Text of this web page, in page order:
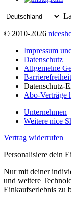
© 2010-2026
Impressum
Datenschutz
Allgemeine
Datenschutz-
Abo-Verträge
Unternehmen
Weitere nice
Vertrag widerrufen
Personalisiere dein
Nur mit deiner
und weitere
Einkaufserlebnis zu